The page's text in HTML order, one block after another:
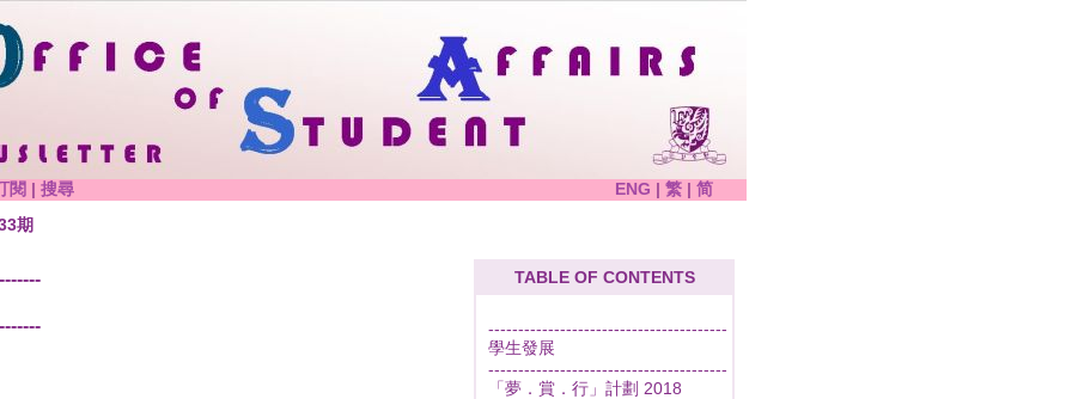
閱 | 搜尋 ENG | 繁 | 简
期
TABLE OF CONTENTS
----------------------------------------
學生發展
----------------------------------------
「夢．賞．行」計劃 2018